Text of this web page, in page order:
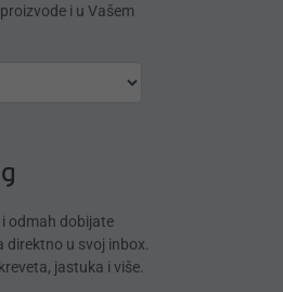
i u Vašem
odmah dobijate
u svoj inbox.
jastuka i više.